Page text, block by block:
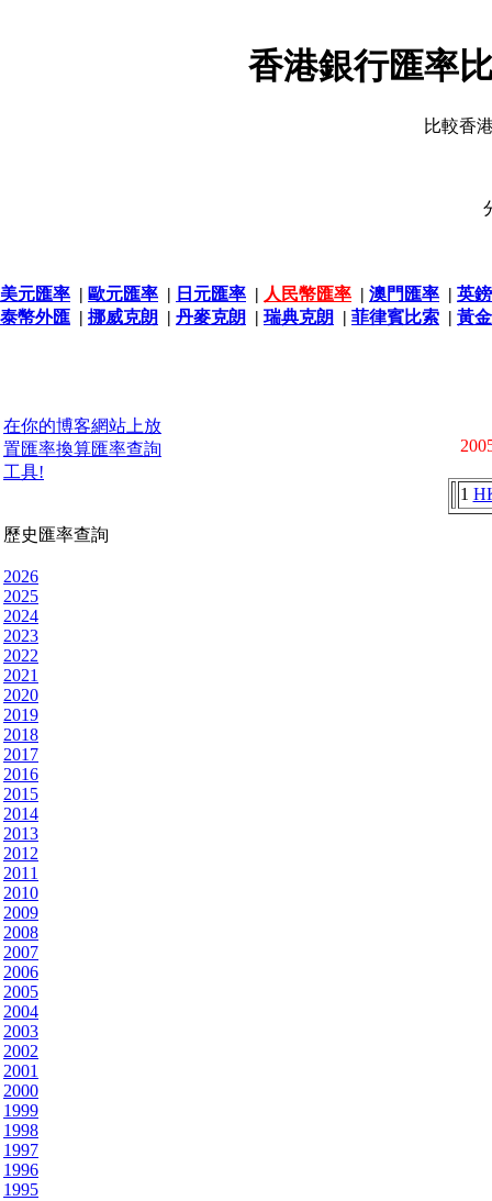
香港銀行匯率
比較香
美元匯率 | 歐元匯率 | 日元匯率 | 人民幣匯率 | 澳門匯率 | 英
泰幣外匯 | 挪威克朗 | 丹麥克朗 | 瑞典克朗 | 菲律賓比索 | 黃
在你的博客網站上放
置匯率換算匯率查詢
工具!
歷史匯率查詢
2026
2025
2024
2023
2022
2021
2020
2019
2018
2017
2016
2015
2014
2013
2012
2011
2010
2009
2008
2007
2006
2005
2004
2003
2002
2001
2000
1999
1998
1997
1996
1995
1